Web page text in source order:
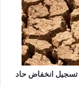
تسجيل انخفاض حاد